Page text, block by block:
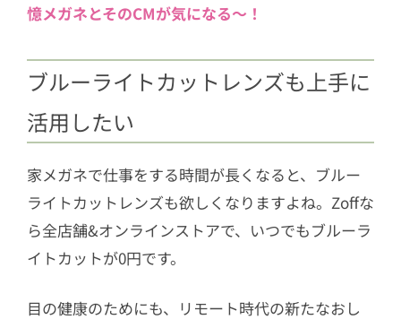
憶メガネとそのCMが気になる～！
ブルーライトカットレンズも上手に
活用したい
家メガネで仕事をする時間が長くなると、ブルー
ライトカットレンズも欲しくなりますよね。Zoffな
ら全店舗&オンラインストアで、いつでもブルーラ
イトカットが0円です。
目の健康のためにも、リモート時代の新たなおし